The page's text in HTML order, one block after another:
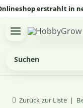
erstrahlt in
Zurück zur Liste